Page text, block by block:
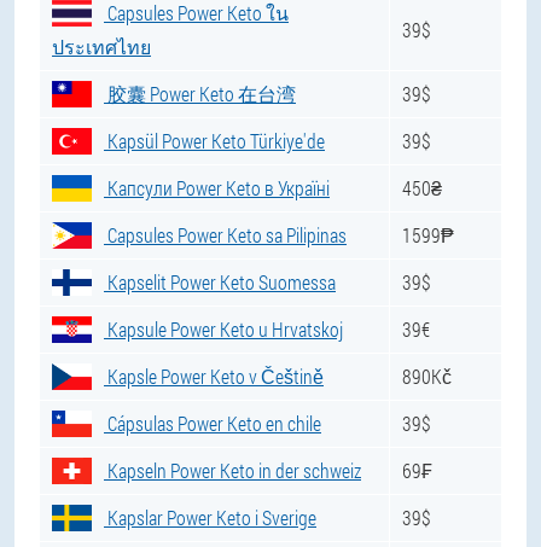
Capsules Power Keto ใน
ประเทศไทย
39$
胶囊 Power Keto 在台湾
39$
Kapsül Power Keto Türkiye'de
39$
Капсули Power Keto в Україні
450₴
Capsules Power Keto sa Pilipinas
1599₱
Kapselit Power Keto Suomessa
39$
Kapsule Power Keto u Hrvatskoj
39€
Kapsle Power Keto v Češtině
890Kč
Cápsulas Power Keto en chile
39$
Kapseln Power Keto in der schweiz
69₣
Kapslar Power Keto i Sverige
39$